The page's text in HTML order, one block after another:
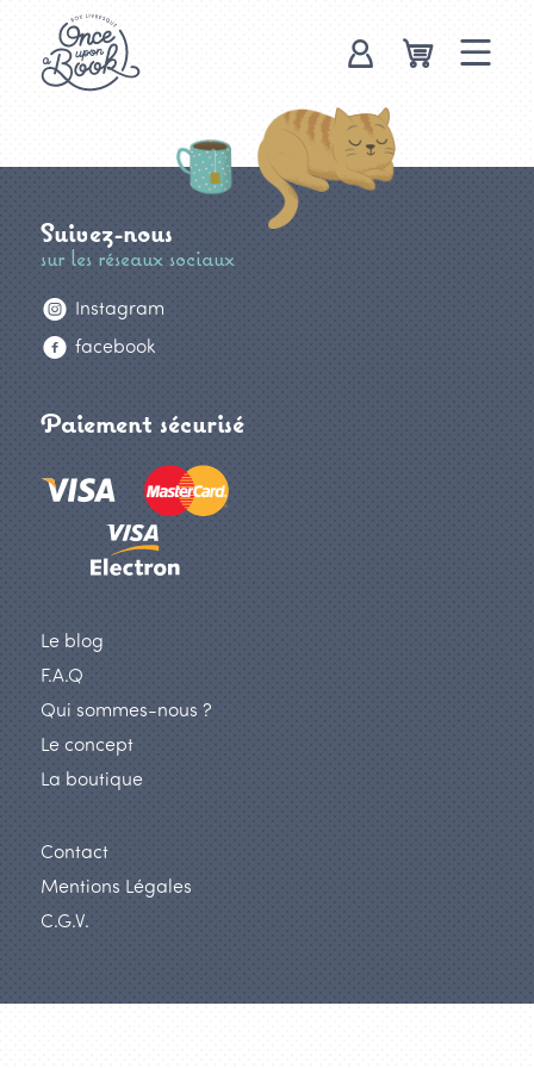
Suivez-nous
sur les réseaux sociaux
Instagram
facebook
Paiement sécurisé
Le blog
F.A.Q
Qui sommes-nous ?
Le concept
La boutique
Contact
Mentions Légales
C.G.V.